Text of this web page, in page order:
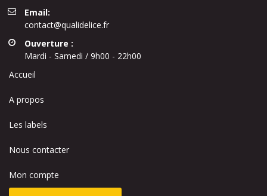
Email:
contact@qualidelice.fr
Ouverture :
Mardi - Samedi / 9h00 - 22h00
Accueil
A propos
Les labels
Nous contacter
Mon compte